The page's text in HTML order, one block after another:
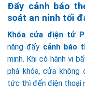
Đẩy cảnh báo
soát an ninh tối
Khóa cửa điện tử
năng đẩy cảnh báo
minh. Khi có hành vi
phá khóa, cửa
tức thì đến điện thoại